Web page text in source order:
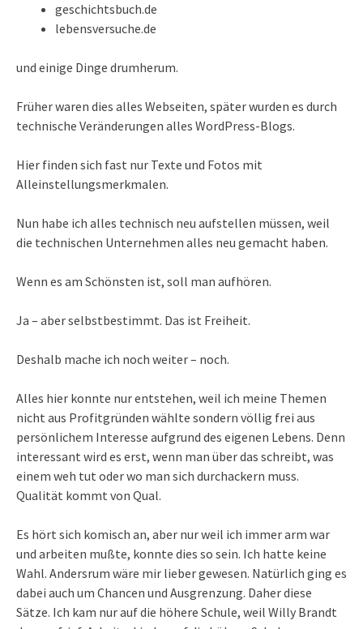
geschichtsbuch.de
lebensversuche.de
und einige Dinge drumherum.
Früher waren dies alles Webseiten, später wurden es durch
technische Veränderungen alles WordPress-Blogs.
Hier finden sich fast nur Texte und Fotos mit
Alleinstellungsmerkmalen.
Nun habe ich alles technisch neu aufstellen müssen, weil
die technischen Unternehmen alles neu gemacht haben.
Wenn es am Schönsten ist, soll man aufhören.
Ja – aber selbstbestimmt. Das ist Freiheit.
Deshalb mache ich noch weiter – noch.
Alles hier konnte nur entstehen, weil ich meine Themen
nicht aus Profitgründen wählte sondern völlig frei aus
persönlichem Interesse aufgrund des eigenen Lebens. Denn
interessant wird es erst, wenn man über das schreibt, was
einem weh tut oder wo man sich durchackern muss.
Qualität kommt von Qual.
Es hört sich komisch an, aber nur weil ich immer arm war
und arbeiten mußte, konnte dies so sein. Ich hatte keine
Wahl. Andersrum wäre mir lieber gewesen. Natürlich ging es
dabei auch um Chancen und Ausgrenzung. Daher diese
Sätze. Ich kam nur auf die höhere Schule, weil Willy Brandt